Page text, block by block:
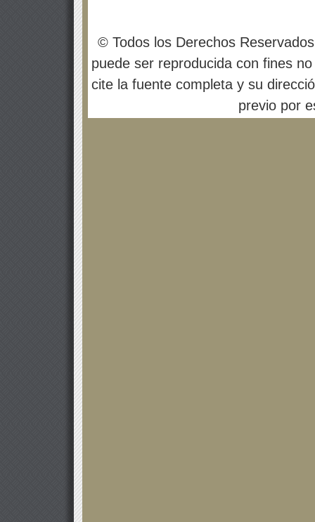
© Todos los Derechos
puede ser reproducida con fines
cite la fuente completa y su
previo por